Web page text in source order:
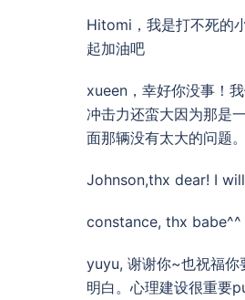
Hitomi，我是打不死的
起加油吧
xueen，幸好你没事！
冲击力还蛮大因为那是
面那辆没有太大的问题。
Johnson,thx dear! I
constance, thx babe^^
yuyu, 谢谢你~也祝福你
明白。心理建设很重要